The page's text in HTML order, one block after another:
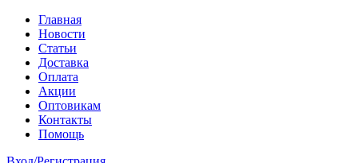
Главная
Новости
Статьи
Доставка
Оплата
Акции
Оптовикам
Контакты
Помощь